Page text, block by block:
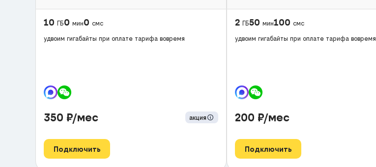
10 ГБ0 мин0 смс
удвоим гигабайты при оплате тарифа вовремя
350 ₽/мес акция
Подключить
2 ГБ50 мин100 смс
удвоим гигабайты при оплате тарифа вовремя
200 ₽/мес
Подключить